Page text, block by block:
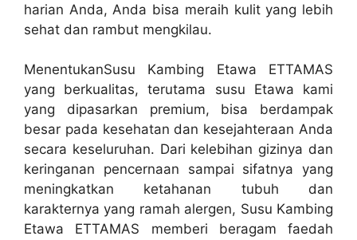
harian Anda, Anda bisa meraih kulit yang lebih
sehat dan rambut mengkilau.
MenentukanSusu Kambing Etawa ETTAMAS
yang berkualitas, terutama susu Etawa kami
yang dipasarkan premium, bisa berdampak
besar pada kesehatan dan kesejahteraan Anda
secara keseluruhan. Dari kelebihan gizinya dan
keringanan pencernaan sampai sifatnya yang
meningkatkan ketahanan tubuh dan
karakternya yang ramah alergen, Susu Kambing
Etawa ETTAMAS memberi beragam faedah